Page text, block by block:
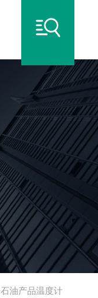
石油产品温度计